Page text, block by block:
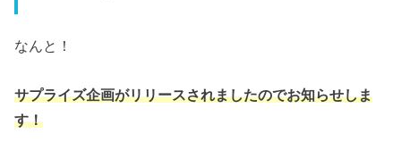
なんと！
サプライズ企画がリリースされましたのでお知らせしま
す！